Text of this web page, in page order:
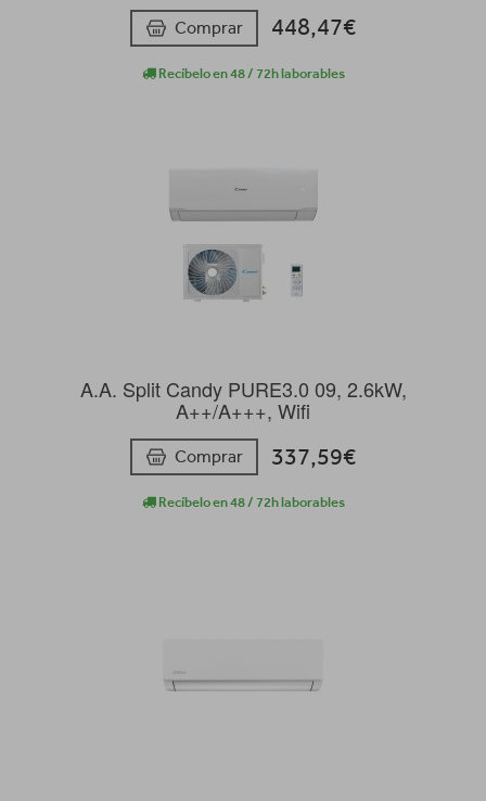
Comprar 448,47€
Recíbelo en 48 / 72h laborables
A.A. Split Candy PURE3.0 09, 2.6kW,
A++/A+++, Wifi
Comprar 337,59€
Recíbelo en 48 / 72h laborables